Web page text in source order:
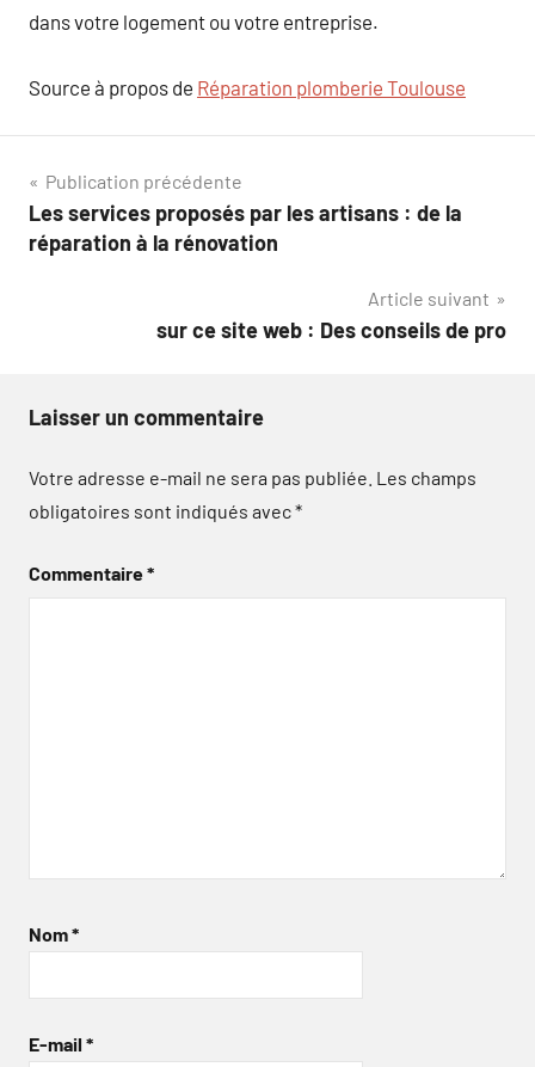
dans votre logement ou votre entreprise.
Source à propos de Réparation plomberie Toulouse
Navigation
de
Publication précédente
Les services proposés par les artisans : de la
réparation à la rénovation
Article suivant
sur ce site web : Des conseils de pro
Laisser un commentaire
Votre adresse e-mail ne sera pas publiée. Les champs
obligatoires sont indiqués avec*
Commentaire*
Nom*
E-mail *